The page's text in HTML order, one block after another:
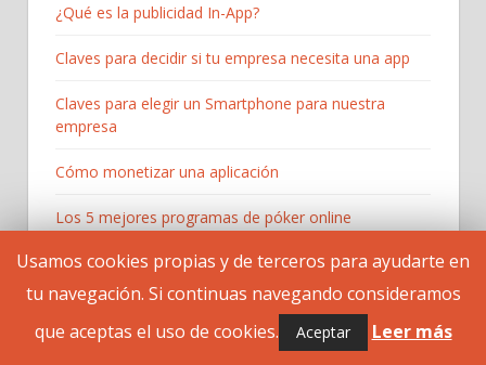
¿Qué es la publicidad In-App?
Claves para decidir si tu empresa necesita una app
Claves para elegir un Smartphone para nuestra
empresa
Cómo monetizar una aplicación
Los 5 mejores programas de póker online
Presupuesto de desarrollar una app para una PYME
Publicidad móvil frente a publicidad clásica
Usamos cookies propias y de terceros para ayudarte en
tu navegación. Si continuas navegando consideramos
que aceptas el uso de cookies.
Aceptar Leer más